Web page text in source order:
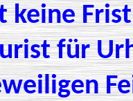
keine
für